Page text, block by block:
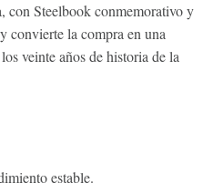
con Steelbook conmemorativo y
convierte la compra en una
veinte años de historia de la
estable.